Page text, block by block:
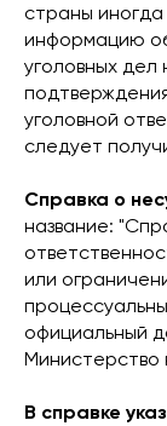
страны
информацию
уголовных
уголовной
следует
Справка о
название:
или
официальный
Министерство
В справке